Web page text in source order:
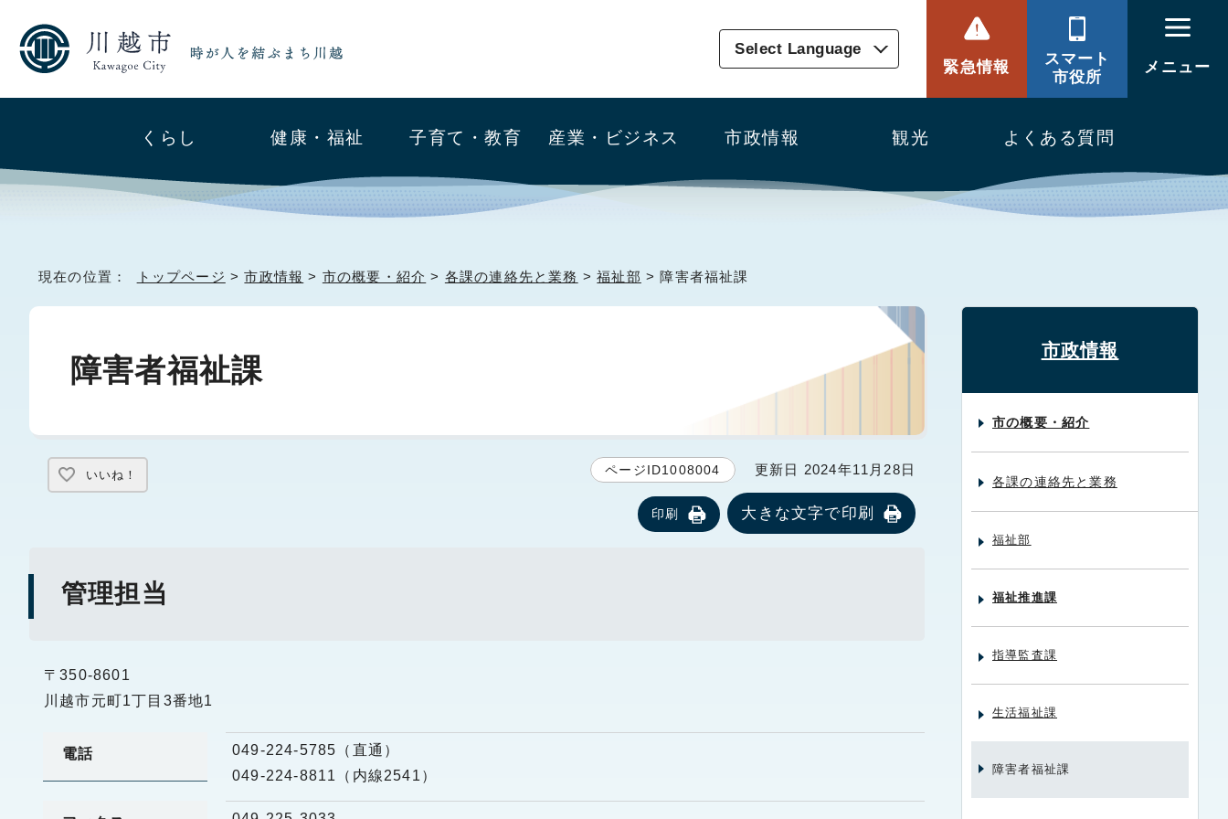
Select Language
緊急情報
スマート
市役所
メニュー
くらし 健康・福祉 子育て・教育 産業・ビジネス 市政情報 観光 よくある質問
現在の位置： トップページ >市政情報 > 市の概要・紹介 > 各課の連絡先と業務 >福祉部 > 障害者福祉課
障害者福祉課
いいね！ ページID1008004 更新日 2024年11月28日
印刷 大きな文字で印刷
管理担当
〒350-8601
川越市元町1丁目3番地1
電話
049-224-5785（直通）
049-224-8811（内線2541）
市政情報
市の概要・紹介
各課の連絡先と業務
福祉部
福祉推進課
指導監査課
生活福祉課
障害者福祉課